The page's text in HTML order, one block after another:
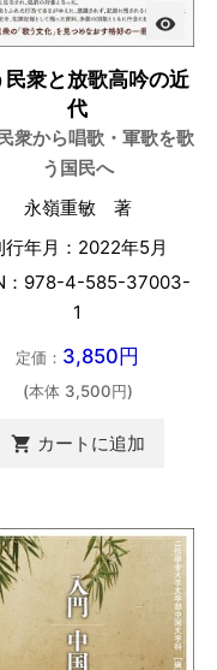
visibility
民衆と放歌高吟の近
代
衆から唱歌・軍歌を歌
う国民へ
永嶺重敏 著
行年月：2022年5月
：978-4-585-37003-
1
定価： 3,850円
(本体 3,500円)
 カートに追加